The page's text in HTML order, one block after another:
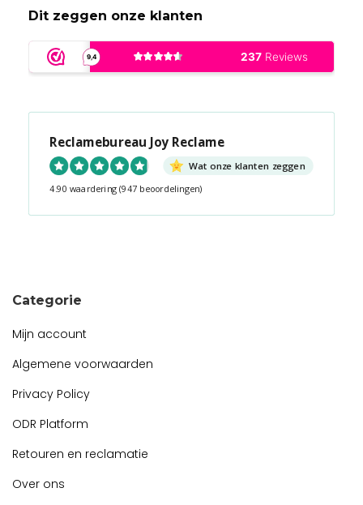
Dit zeggen onze klanten
Reclamebureau Joy Reclame
Wat onze klanten zeggen
4.90 waardering (947 beoordelingen)
Categorie
Mijn account
Algemene voorwaarden
Privacy Policy
ODR Platform
Retouren en reclamatie
Over ons